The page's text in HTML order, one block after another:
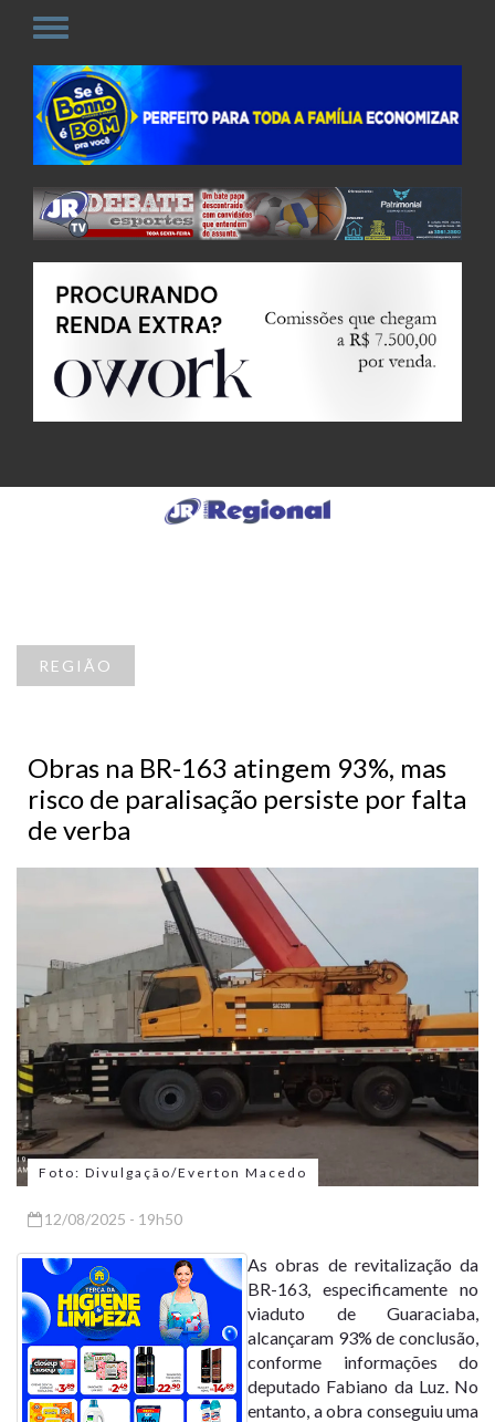
REGIÃO
Obras na BR-163 atingem 93%, mas
risco de paralisação persiste por falta
de verba
Foto: Divulgação/Everton Macedo
12/08/2025 - 19h50
As obras de revitalização da
BR-163, especificamente no
viaduto de Guaraciaba,
alcançaram 93% de conclusão,
conforme informações do
deputado Fabiano da Luz. No
entanto, a obra conseguiu uma